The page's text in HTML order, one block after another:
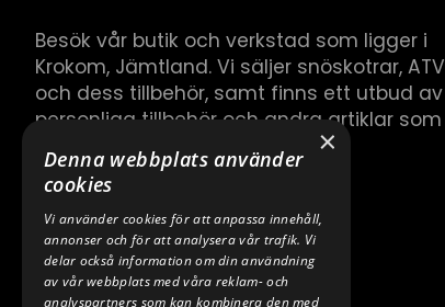
Besök vår butik och verkstad som ligger i
Krokom, Jämtland. Vi säljer snöskotrar, ATV
och dess tillbehör, samt finns ett utbud av
personliga tillbehör och andra artiklar som
hör till.
×
Denna webbplats använder
cookies
Vi använder cookies för att anpassa innehåll,
annonser och för att analysera vår trafik. Vi
delar också information om din användning
av vår webbplats med våra reklam- och
analyspartners som kan kombinera den med